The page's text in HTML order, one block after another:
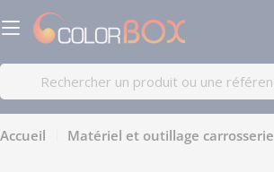
Passer
au
Recherche
Accueil Matériel et outillage carrosserie